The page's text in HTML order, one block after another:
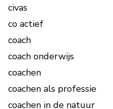
civas
co actief
coach
coach onderwijs
coachen
coachen als professie
coachen in de natuur